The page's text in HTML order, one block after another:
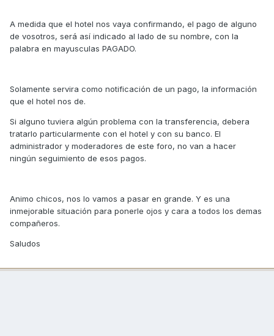
A medida que el hotel nos vaya confirmando, el pago de alguno
de vosotros, será así indicado al lado de su nombre, con la
palabra en mayusculas PAGADO.
Solamente servira como notificación de un pago, la información
que el hotel nos de.
Si alguno tuviera algún problema con la transferencia, debera
tratarlo particularmente con el hotel y con su banco. El
administrador y moderadores de este foro, no van a hacer
ningún seguimiento de esos pagos.
Animo chicos, nos lo vamos a pasar en grande. Y es una
inmejorable situación para ponerle ojos y cara a todos los demas
compañeros.
Saludos